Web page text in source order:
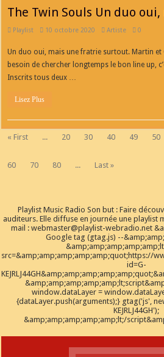
The Twin Souls Un duo
Playlist 10 octobre 2020 Artiste 0
Un duo oui, mais une fratrie surtout. Martin et
besoin de chercher longtemps le bon line up,
Inscrits tous deux …
Lisez Plus
« First ... 20 30 40 49 50
60
70 80 ... Last »
Playlist Music Radio Son but : Faire
auditeurs. Elle diffuse en journée une playlist
mail : webmaster@playlist-webradio.net
Google tag (gtag.js) --
src=&amp;amp;amp;amp;amp;quot;https://
id=G-
window.dataLayer =
{dataLayer.push(arguments);} gtag('js',
KEJRLJ44GH');
&amp;amp;amp;amp;amp;lt;/